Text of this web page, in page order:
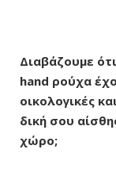
Διαβάζουμε
hand ρούχα
οικολογικές
δική σου
χώρο;